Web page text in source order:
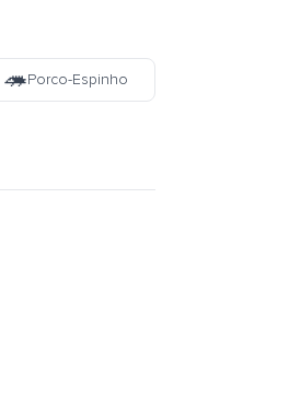
🦔Porco-Espinho